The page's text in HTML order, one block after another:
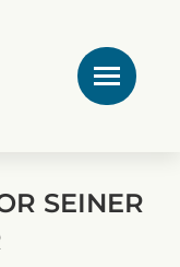
SEINER